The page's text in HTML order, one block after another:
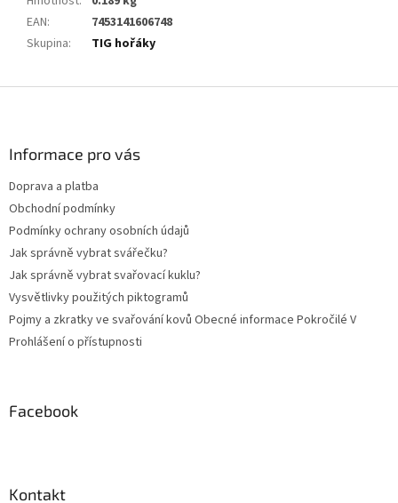
EAN:
7453141606748
Skupina: TIG hořáky
Informace pro vás
Doprava a platba
Obchodní podmínky
Podmínky ochrany osobních údajů
Jak správně vybrat svářečku?
Jak správně vybrat svařovací kuklu?
Vysvětlivky použitých piktogramů
Pojmy a zkratky ve svařování kovů Obecné informace Pokročilé V
Prohlášení o přístupnosti
Facebook
Kontakt